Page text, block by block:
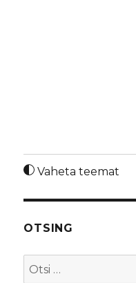
Vaheta teemat
OTSING
Otsi: